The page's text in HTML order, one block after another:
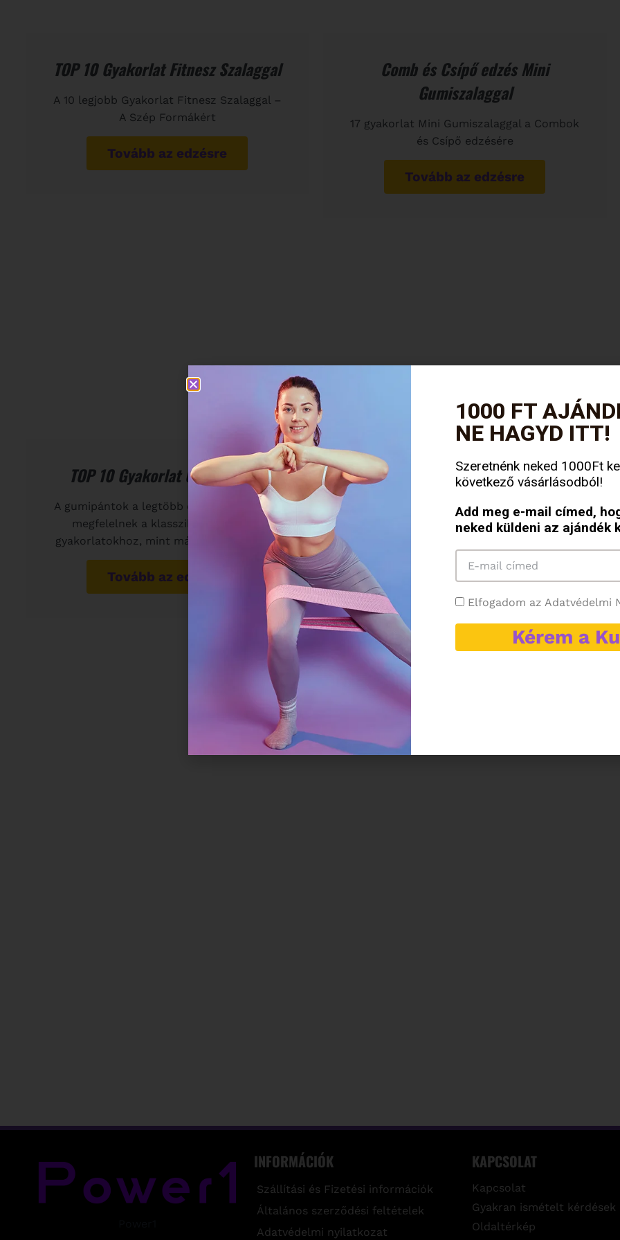
TOP 10 Gyakorlat Fitnesz Szalaggal
A 10 legjobb Gyakorlat Fitnesz Szalaggal –
A Szép Formákért
Tovább az edzésre
Comb és Csípő edzés Mini
Gumiszalaggal
17 gyakorlat Mini Gumiszalaggal a Combok
és Csípő edzésére
Tovább az edzésre
TOP 10 Gyakorlat Gumipánttal
A gumipántok a legtöbb embernek jobban
megfelelnek a klasszikus erőnövelő
gyakorlatokhoz, mint más edzőeszközök.
Tovább az edzésre
Kezdő Gumipánt Gyakorlatok
Most ismerkedsz a gumipántokkal?
Ezekkel a kezdő gyakorlatokkal érdemes
Tovább az edzésre
INFORMÁCIÓK
Szállítási és Fizetési információk
Általános szerződési feltételek
Adatvédelmi nyilatkozat
KAPCSOLAT
Kapcsolat
Gyakran ismételt kérdések
Oldaltérkép
1000 FT
NE HAGYD ITT!
Szeretnénk neked 1000Ft
következő vásárlásodból!
Add meg e-mail címed,
neked küldeni az ajándék
Elfogadom az Adatvédelmi
Kérem a